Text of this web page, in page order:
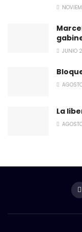
JUNIO
La